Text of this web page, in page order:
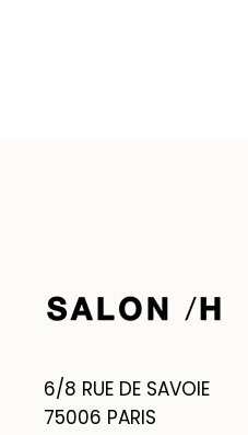
6/8 RUE DE SAVOIE
75006 PARIS